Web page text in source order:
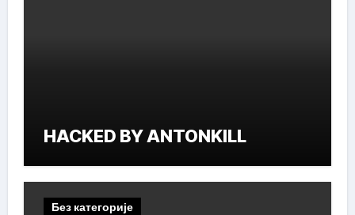
HACKED BY ANTONKILL
Без категорије